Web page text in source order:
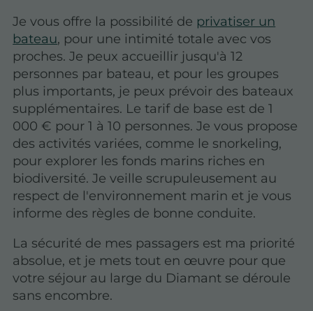
Je vous offre la possibilité de privatiser un
bateau, pour une intimité totale avec vos
proches. Je peux accueillir jusqu'à 12
personnes par bateau, et pour les groupes
plus importants, je peux prévoir des bateaux
supplémentaires. Le tarif de base est de 1
000 € pour 1 à 10 personnes. Je vous propose
des activités variées, comme le snorkeling,
pour explorer les fonds marins riches en
biodiversité. Je veille scrupuleusement au
respect de l'environnement marin et je vous
informe des règles de bonne conduite.
La sécurité de mes passagers est ma priorité
absolue, et je mets tout en œuvre pour que
votre séjour au large du Diamant se déroule
sans encombre.